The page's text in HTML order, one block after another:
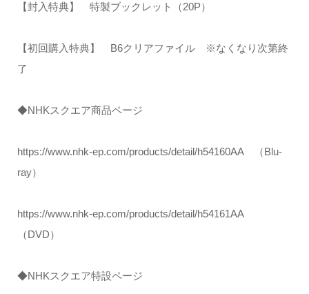
【封入特典】 特製ブックレット（20P）
【初回購入特典】 B6クリアファイル ※なくなり次第終
了
◆NHKスクエア商品ページ
https://www.nhk-ep.com/products/detail/h54160AA （Blu-
ray）
https://www.nhk-ep.com/products/detail/h54161AA
（DVD）
◆NHKスクエア特設ページ